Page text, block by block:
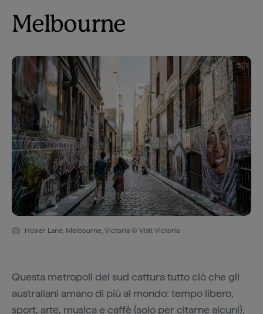
Melbourne
Hosier Lane, Melbourne, Victoria © Visit Victoria
Questa metropoli del sud cattura tutto ciò che gli
australiani amano di più al mondo: tempo libero,
sport, arte, musica e caffè (solo per citarne alcuni).